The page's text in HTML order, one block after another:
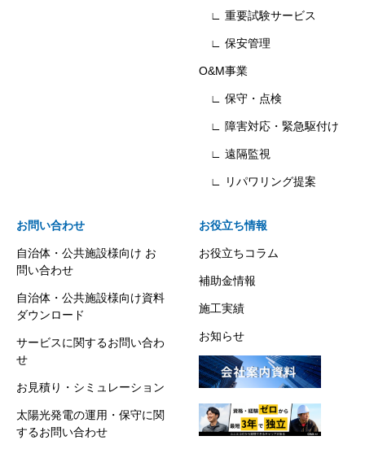
∟ 重要試験サービス
∟ 保安管理
O&M事業
∟ 保守・点検
∟ 障害対応・緊急駆付け
∟ 遠隔監視
∟ リパワリング提案
お問い合わせ
自治体・公共施設様向け お
問い合わせ
自治体・公共施設様向け資料
ダウンロード
サービスに関するお問い合わ
せ
お見積り・シミュレーション
太陽光発電の運用・保守に関
するお問い合わせ
お役立ち情報
お役立ちコラム
補助金情報
施工実績
お知らせ